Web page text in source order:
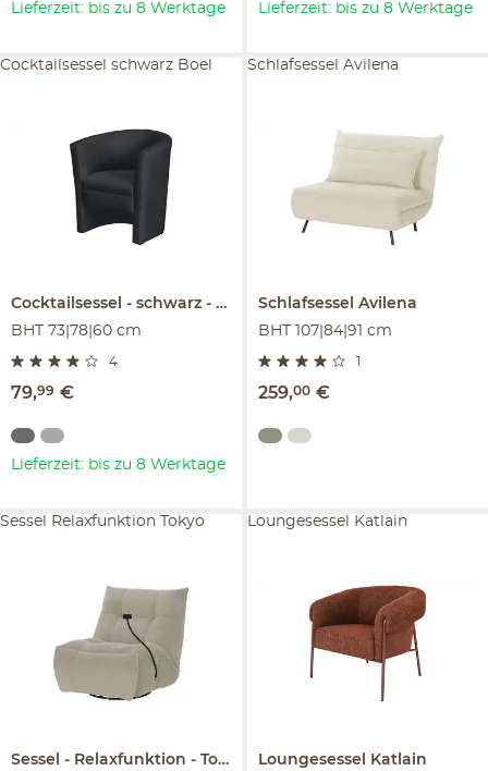
Lieferzeit: bis zu 8 Werktage Lieferzeit: bis zu 8 Werktage
Cocktailsessel schwarz
Boel
BHT 73|78|60 cm
4
79,99 €
Cocktailsessel schwarz Boel
Lieferzeit: bis zu 8 Werktage
Schlafsessel Avilena
BHT 107|84|91 cm
1
259,00 €
Schlafsessel Avilena
Sessel Relaxfunktion
Tokyo
Sessel Relaxfunktion Tokyo
Loungesessel
Katlain
Loungesessel Katlain